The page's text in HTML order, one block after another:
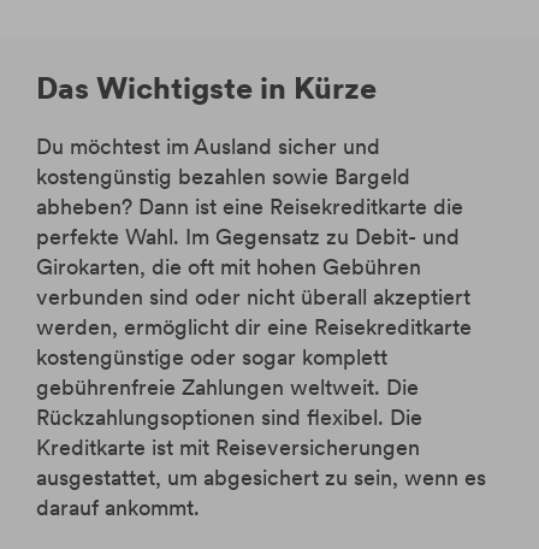
Das Wichtigste in Kürze
Du möchtest im Ausland sicher und
kostengünstig bezahlen sowie Bargeld
abheben? Dann ist eine Reisekreditkarte die
perfekte Wahl. Im Gegensatz zu Debit- und
Girokarten, die oft mit hohen Gebühren
verbunden sind oder nicht überall akzeptiert
werden, ermöglicht dir eine Reisekreditkarte
kostengünstige oder sogar komplett
gebührenfreie Zahlungen weltweit. Die
Rückzahlungsoptionen sind flexibel. Die
Kreditkarte ist mit Reiseversicherungen
ausgestattet, um abgesichert zu sein, wenn es
darauf ankommt.